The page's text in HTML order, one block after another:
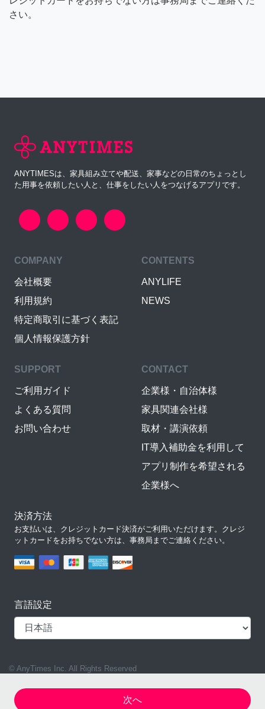
さい。
ANYTIMESは、家具組み立てや配送、家事などの日常のちょっとし
た用事を依頼したい人と、仕事をしたい人をつなげるアプリです。
COMPANY
会社概要
利用規約
特定商取引に基づく表記
個人情報保護方針
CONTENTS
ANYLIFE
NEWS
SUPPORT
ご利用ガイド
よくある質問
お問い合わせ
CONTACT
企業様・自治体様
家具関連会社様
取材・講演依頼
IT導入補助金を利用して
アプリ制作を希望される
企業様へ
決済方法
お支払いは、クレジットカード決済がご利用いただけます。クレジ
ットカードをお持ちでない方は、事務局までご連絡ください。
言語設定
© AnyTimes Inc. All Rights Reserved